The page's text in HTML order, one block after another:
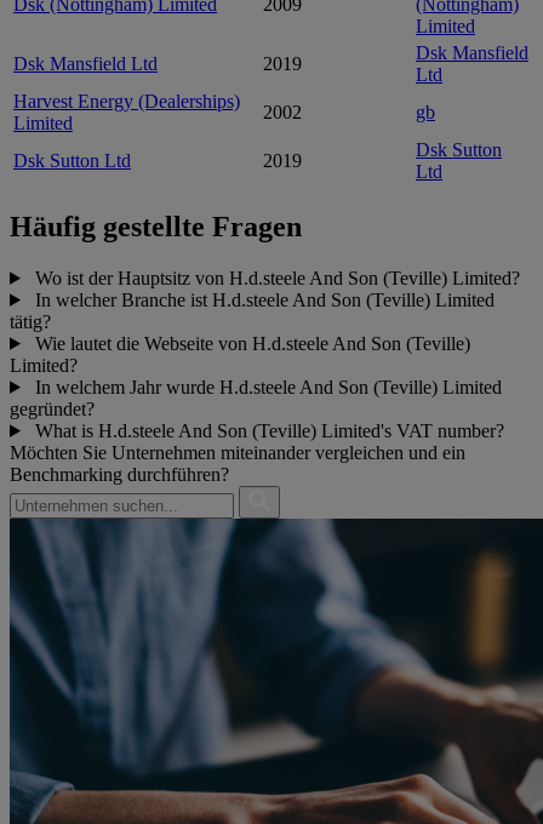
Dsk (Nottingham) Limited 2009
(Nottingham)
Limited
Dsk Mansfield Ltd
2019
Dsk Mansfield
Ltd
Harvest Energy (Dealerships)
Limited
2002 gb
Dsk Sutton Ltd 2019
Dsk Sutton
Ltd
Häufig gestellte Fragen
Wo ist der Hauptsitz von H.d.steele And Son (Teville) Limited?
In welcher Branche ist H.d.steele And Son (Teville) Limited
tätig?
Wie lautet die Webseite von H.d.steele And Son (Teville)
Limited?
In welchem Jahr wurde H.d.steele And Son (Teville) Limited
gegründet?
What is H.d.steele And Son (Teville) Limited's VAT number?
Möchten Sie Unternehmen miteinander vergleichen und ein
Benchmarking durchführen?